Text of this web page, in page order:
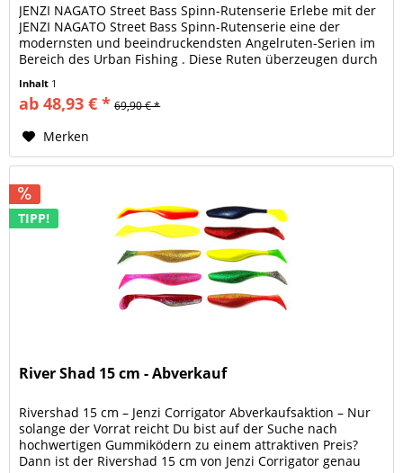
JENZI NAGATO Street Bass Spinn-Rutenserie Erlebe mit der
JENZI NAGATO Street Bass Spinn-Rutenserie eine der
modernsten und beeindruckendsten Angelruten-Serien im
Bereich des Urban Fishing . Diese Ruten überzeugen durch
Inhalt 1
ab 48,93 € * 69,90 € *
Merken
TIPP!
River Shad 15 cm - Abverkauf
Rivershad 15 cm – Jenzi Corrigator Abverkaufsaktion – Nur
solange der Vorrat reicht Du bist auf der Suche nach
hochwertigen Gummiködern zu einem attraktiven Preis?
Dann ist der Rivershad 15 cm von Jenzi Corrigator genau